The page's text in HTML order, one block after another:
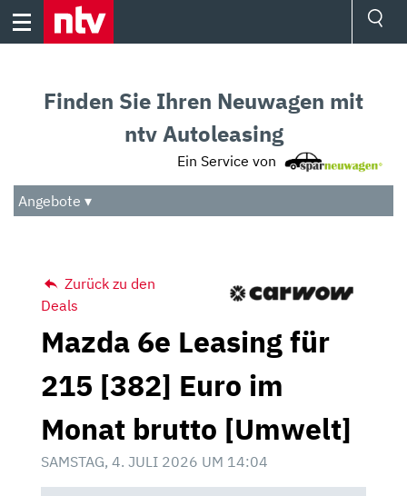
Skip
Audio
Das Beste
Finden Sie Ihren Neuwagen mit
ntv Autoleasing
Ein Service von
Angebote ▾
Zurück zu den
Deals
Mazda 6e Leasing für
215 [382] Euro im
Monat brutto [Umwelt]
SAMSTAG, 4. JULI 2026 UM 14:04